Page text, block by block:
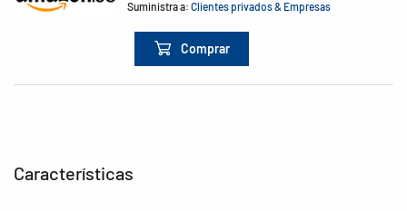
Suministra a:Clientes privados & Empresas
Comprar
Características